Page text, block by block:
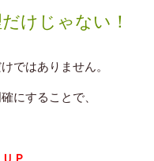
けじゃない！
ではありません。
にすることで、
Ｐ